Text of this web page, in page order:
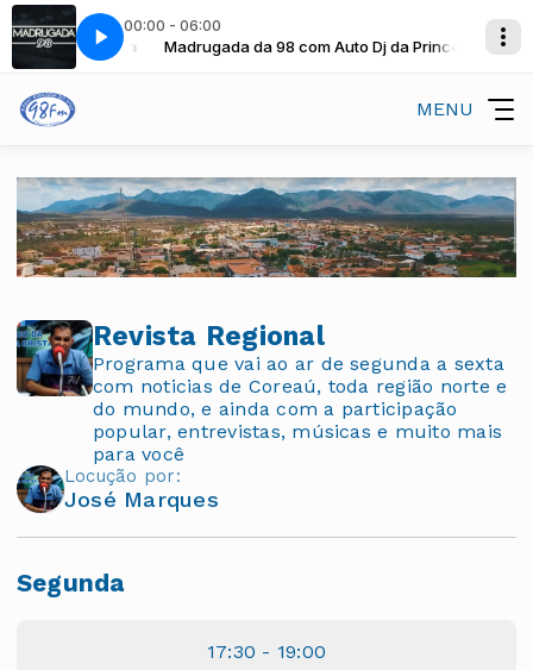
00:00 - 06:00
Dj da Princesa Madrugada da 98 com Auto Dj da Princesa
MENU
Revista Regional
Programa que vai ao ar de segunda a sexta
com noticias de Coreaú, toda região norte e
do mundo, e ainda com a participação
popular, entrevistas, músicas e muito mais
para você
Locução por:
José Marques
Segunda
17:30 - 19:00